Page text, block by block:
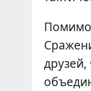
Помимо